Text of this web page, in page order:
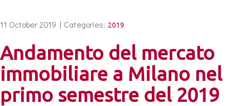
11 October 2019 | Categories: 2019
Andamento del mercato
immobiliare a Milano nel
primo semestre del 2019